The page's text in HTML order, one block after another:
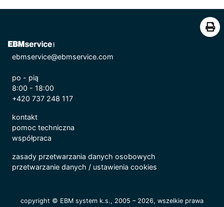
ebmservice@ebmservice.com
po - pią
8:00 - 18:00
+420 737 248 117
kontakt
pomoc techniczna
współpraca
zasady przetwarzania danych osobowych
przetwarzanie danych / ustawienia cookies
copyright © EBM system k.s., 2005 – 2026, wszelkie prawa